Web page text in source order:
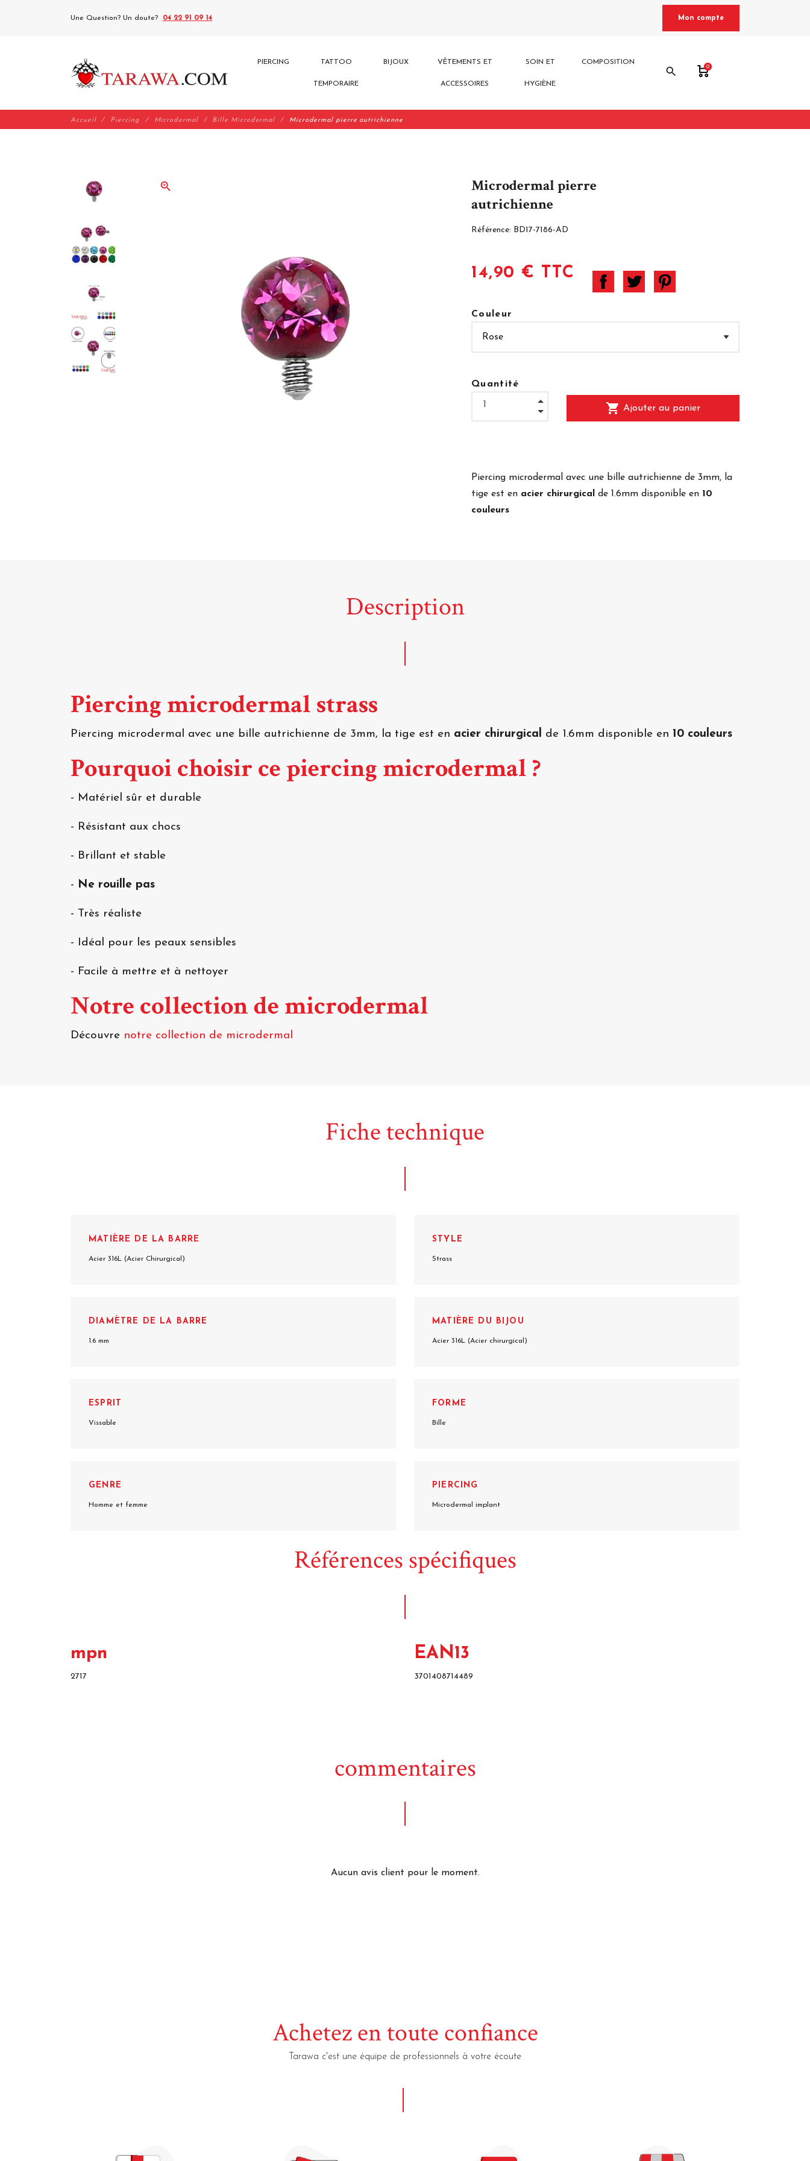
Une Question? Un doute? 04 22 91 09 14 Mon compte
PIERCING TATTOO
TEMPORAIRE
BIJOUX VÊTEMENTS ET
ACCESSOIRES
SOIN ET
HYGIÈNE
COMPOSITION
search 0
Accueil Piercing Microdermal Bille Microdermal Microdermal pierre autrichienne
zoom_in
Microdermal pierre
autrichienne
Référence: BD17-7186-AD
14,90 € TTC
Couleur
Quantité
shopping_cart Ajouter au panier
Piercing microdermal avec une bille autrichienne de 3mm, la
tige est en acier chirurgical de 1.6mm disponible en 10
couleurs
Description
Piercing microdermal strass
Piercing microdermal avec une bille autrichienne de 3mm, la tige est en acier chirurgical de 1.6mm disponible en 10 couleurs
Pourquoi choisir ce piercing microdermal ?
- Matériel sûr et durable
- Résistant aux chocs
- Brillant et stable
- Ne rouille pas
- Très réaliste
- Idéal pour les peaux sensibles
- Facile à mettre et à nettoyer
Notre collection de microdermal
Découvre notre collection de microdermal
Fiche technique
MATIÈRE DE LA BARRE
Acier 316L (Acier Chirurgical)
STYLE
Strass
DIAMÈTRE DE LA BARRE
1.6 mm
MATIÈRE DU BIJOU
Acier 316L (Acier chirurgical)
ESPRIT
Vissable
FORME
Bille
GENRE
Homme et femme
PIERCING
Microdermal implant
Références spécifiques
mpn
2717
EAN13
3701408714489
commentaires
Aucun avis client pour le moment.
Achetez en toute confiance
Tarawa c'est une équipe de professionnels à votre écoute